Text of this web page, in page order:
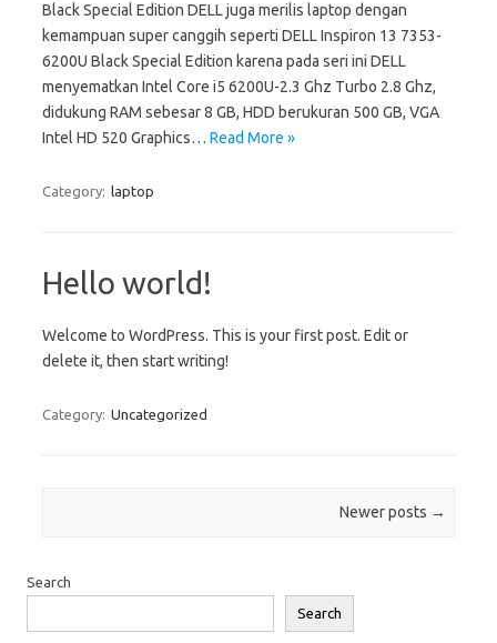
Black Special Edition DELL juga merilis laptop dengan
kemampuan super canggih seperti DELL Inspiron 13 7353-
6200U Black Special Edition karena pada seri ini DELL
menyematkan Intel Core i5 6200U-2.3 Ghz Turbo 2.8 Ghz,
didukung RAM sebesar 8 GB, HDD berukuran 500 GB, VGA
Intel HD 520 Graphics… Read More »
Category: laptop
Hello world!
Welcome to WordPress. This is your first post. Edit or
delete it, then start writing!
Category: Uncategorized
Newer posts →
Search
Search